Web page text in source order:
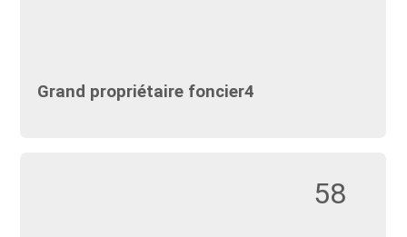
Grand propriétaire foncier4
58